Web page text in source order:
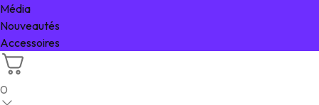
Média
Nouveautés
Accessoires
0